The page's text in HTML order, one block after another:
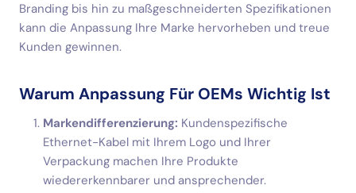
Branding bis hin zu maßgeschneiderten Spezifikationen
kann die Anpassung Ihre Marke hervorheben und treue
Kunden gewinnen.
Warum Anpassung Für OEMs Wichtig Ist
Markendifferenzierung: Kundenspezifische
Ethernet-Kabel mit Ihrem Logo und Ihrer
Verpackung machen Ihre Produkte
wiedererkennbarer und ansprechender.